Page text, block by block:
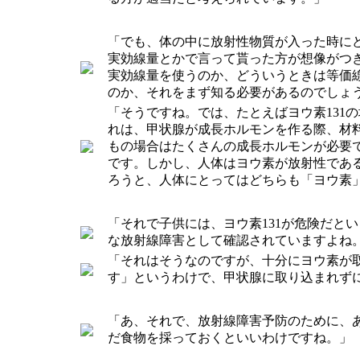
「でも、体の中に放射性物質が入った時
実効線量とかで言って貰った方が想像がつ
実効線量を使うのか、どういうときは等価
のか、それをまず知る必要があるのでしょ
「そうですね。では、たとえばヨウ素131
れは、甲状腺が成長ホルモンを作る際、材
もの場合はたくさんの成長ホルモンが必
です。しかし、人体はヨウ素が放射性で
ろうと、人体にとってはどちらも「ヨウ素
「それで子供には、ヨウ素131が危険だと
な放射線障害として確認されていますよね
「それはそうなのですが、十分にヨウ素
す」というわけで、甲状腺に取り込まれず
「あ、それで、放射線障害予防のために
だ食物を採っておくといいわけですね。」